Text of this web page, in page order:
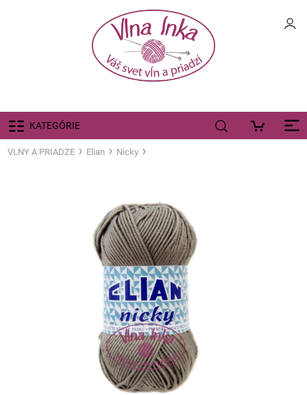
KATEGÓRIE
VLNY A PRIADZE Elian Nicky